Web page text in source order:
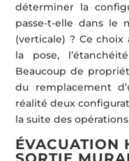
déterminer la
passe-t-elle dans le
(verticale) ? Ce
la pose,
Beaucoup de
du remplacement
réalité deux
la suite des
ÉVACUATION